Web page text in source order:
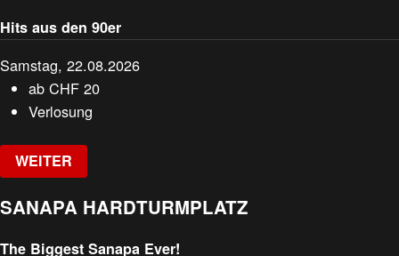
Hits aus den 90er
Samstag, 22.08.2026
abCHF 20
Verlosung
WEITER
SANAPA HARDTURMPLATZ
The Biggest Sanapa Ever!